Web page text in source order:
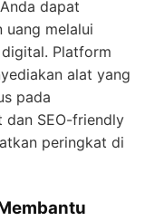
dapat
uang melalui
Platform
alat yang
pada
dan SEO-friendly
peringkat di